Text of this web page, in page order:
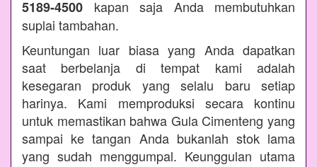
5189-4500 kapan saja Anda membutuhkan
suplai tambahan.
Keuntungan luar biasa yang Anda dapatkan
saat berbelanja di tempat kami adalah
kesegaran produk yang selalu baru setiap
harinya. Kami memproduksi secara kontinu
untuk memastikan bahwa Gula Cimenteng yang
sampai ke tangan Anda bukanlah stok lama
yang sudah menggumpal. Keunggulan utama